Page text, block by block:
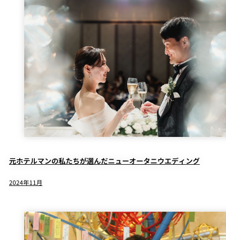
元ホテルマンの私たちが選んだニューオータニウエディング
2024年11月